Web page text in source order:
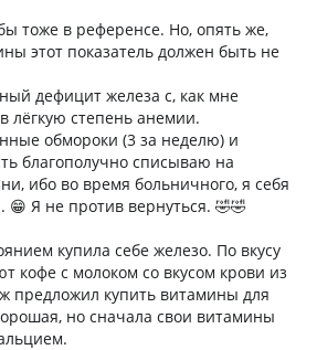
тоже в референсе. Но, опять же,
этот показатель должен быть не
дефицит железа с, как мне
лёгкую степень анемии.
обмороки (3 за неделю) и
благополучно списываю на
ибо во время больничного, я себя
😁 Я не против вернуться. 🤣🤣
купила себе железо. По вкусу
кофе с молоком со вкусом крови из
предложил купить витамины для
но сначала свои витамины